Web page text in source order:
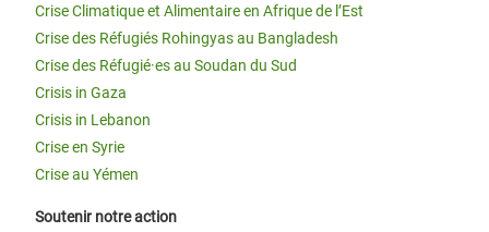
Crise Climatique et Alimentaire en Afrique de l’Est
Crise des Réfugiés Rohingyas au Bangladesh
Crise des Réfugié·es au Soudan du Sud
Crisis in Gaza
Crisis in Lebanon
Crise en Syrie
Crise au Yémen
Soutenir notre action